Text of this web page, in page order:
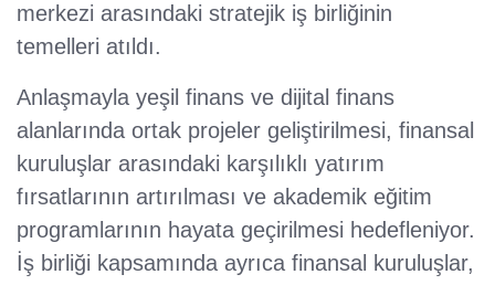
merkezi arasındaki stratejik iş birliğinin
temelleri atıldı.
Anlaşmayla yeşil finans ve dijital finans
alanlarında ortak projeler geliştirilmesi, finansal
kuruluşlar arasındaki karşılıklı yatırım
fırsatlarının artırılması ve akademik eğitim
programlarının hayata geçirilmesi hedefleniyor.
İş birliği kapsamında ayrıca finansal kuruluşlar,